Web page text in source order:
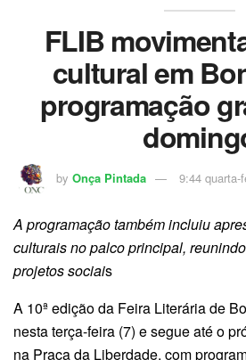
FLIB
cultural em
programação
by Onça Pintada 9:44 quarta-
A programação também incluiu
culturais no palco principal,
projetos sociais
A 10ª edição da Feira Literária de
nesta terça-feira (7) e segue até o
na Praça da Liberdade, com